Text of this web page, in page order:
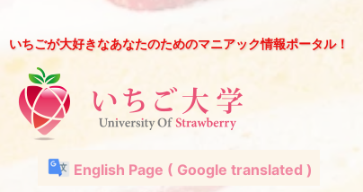
いちごが大好きなあなたのためのマニアック情報ポータル！
English Page ( Google translated )